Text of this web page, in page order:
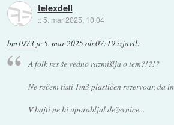
telexdell
:: 5. mar 2025, 10:04
bm1973 je5. mar 2025 ob 07:19izjavil:
A folk res še vedno razmišlja o tem?!?!?
Ne rečem tisti 1m3 plastičen rezervoar, da
V bajti ne bi uporabljal deževnice...